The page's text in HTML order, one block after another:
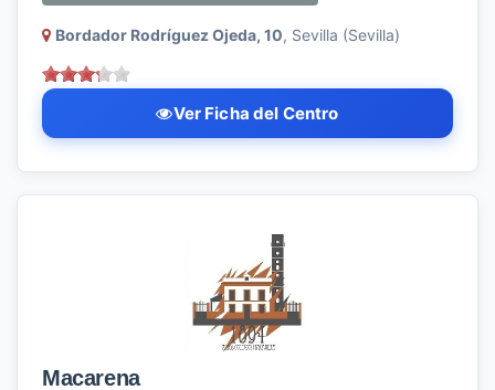
Bordador Rodríguez Ojeda, 10, Sevilla (Sevilla)
Ver Ficha del Centro
Macarena